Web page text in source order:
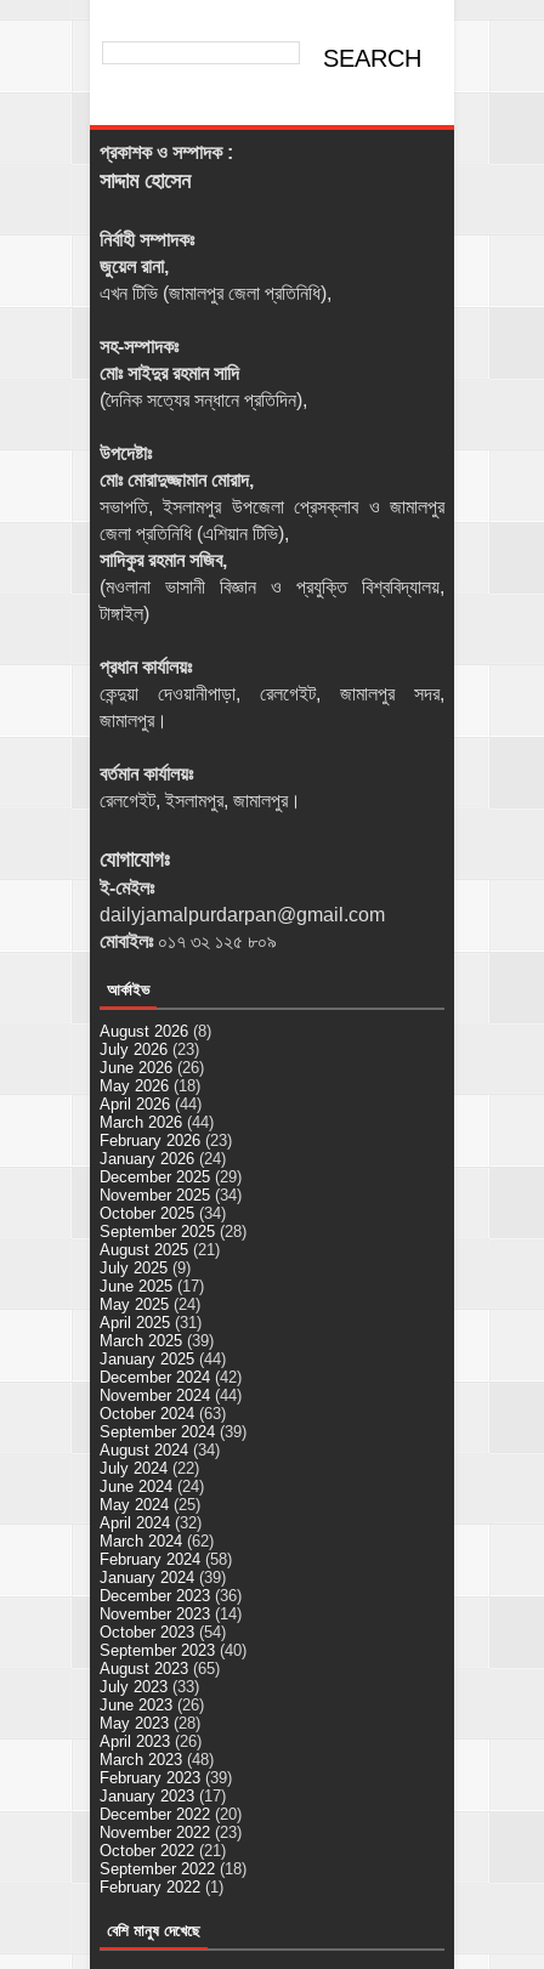
প্রকাশক ও সম্পাদক :
সাদ্দাম হোসেন
নির্বাহী সম্পাদকঃ
জুয়েল রানা,
এখন টিভি (জামালপুর জেলা প্রতিনিধি),
সহ-সম্পাদকঃ
মোঃ সাইদুর রহমান সাদি
(দৈনিক সত্যের সন্ধানে প্রতিদিন),
উপদেষ্টাঃ
মোঃ মোরাদুজ্জামান মোরাদ,
সভাপতি, ইসলামপুর উপজেলা প্রেসক্লাব ও জামালপুর
জেলা প্রতিনিধি (এশিয়ান টিভি),
সাদিকুর রহমান সজিব,
(মওলানা ভাসানী বিজ্ঞান ও প্রযুক্তি বিশ্ববিদ্যালয়,
টাঙ্গাইল)
প্রধান কার্যালয়ঃ
কেন্দুয়া দেওয়ানীপাড়া, রেলগেইট, জামালপুর সদর,
জামালপুর।
বর্তমান কার্যালয়ঃ
রেলগেইট, ইসলামপুর, জামালপুর।
যোগাযোগঃ
ই-মেইলঃ
dailyjamalpurdarpan@gmail.com
মোবাইলঃ ০১৭ ৩২ ১২৫ ৮০৯
আর্কাইভ
August 2026 (8)
July 2026 (23)
June 2026 (26)
May 2026 (18)
April 2026 (44)
March 2026 (44)
February 2026 (23)
January 2026 (24)
December 2025 (29)
November 2025 (34)
October 2025 (34)
September 2025 (28)
August 2025 (21)
July 2025 (9)
June 2025 (17)
May 2025 (24)
April 2025 (31)
March 2025 (39)
January 2025 (44)
December 2024 (42)
November 2024 (44)
October 2024 (63)
September 2024 (39)
August 2024 (34)
July 2024 (22)
June 2024 (24)
May 2024 (25)
April 2024 (32)
March 2024 (62)
February 2024 (58)
January 2024 (39)
December 2023 (36)
November 2023 (14)
October 2023 (54)
September 2023 (40)
August 2023 (65)
July 2023 (33)
June 2023 (26)
May 2023 (28)
April 2023 (26)
March 2023 (48)
February 2023 (39)
January 2023 (17)
December 2022 (20)
November 2022 (23)
October 2022 (21)
September 2022 (18)
February 2022 (1)
বেশি মানুষ দেখেছে